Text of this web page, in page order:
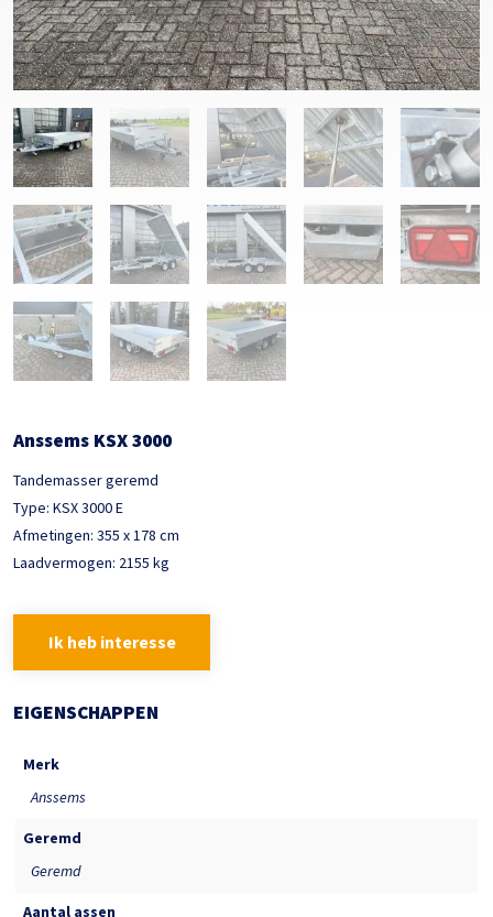
Anssems KSX 3000
Tandemasser geremd
Type: KSX 3000 E
Afmetingen: 355 x 178 cm
Laadvermogen: 2155 kg
Ik heb interesse
EIGENSCHAPPEN
Merk
Anssems
Geremd
Geremd
Aantal assen